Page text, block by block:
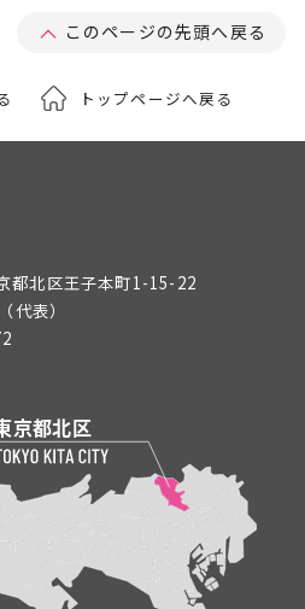
このページの先頭へ戻る
トップページへ戻る
北区王子本町1-15-22
（代表）